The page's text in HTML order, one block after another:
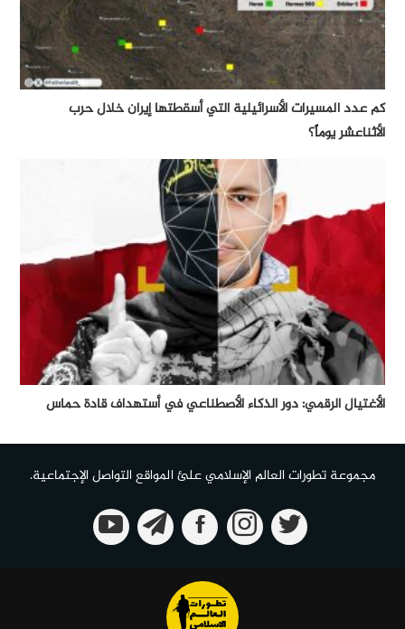
كم عدد المسيرات الأسرائيلية التي أسقطتها إيران خلال حرب
الأثناعشر يوماً؟
الأغتيال الرقمي: دور الذكاء الأصطناعي في أستهداف قادة حماس
مجموعة تطورات العالم الإسلامي علئ المواقع التواصل الإجتماعية.